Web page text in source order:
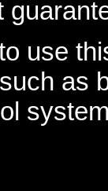
use
as